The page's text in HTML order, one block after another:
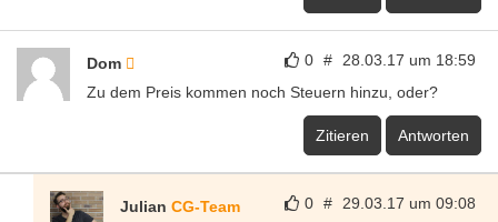
0 # 28.03.17 um 18:59
Dom
Zu dem Preis kommen noch Steuern hinzu, oder?
Zitieren Antworten
0 # 29.03.17 um 09:08
Julian CG-Team